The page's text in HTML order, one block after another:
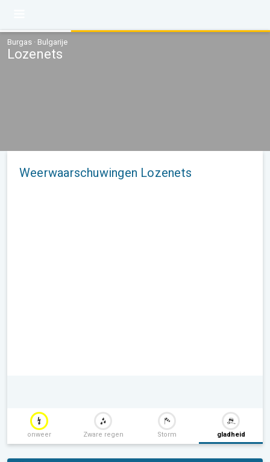
Burgas · Bulgarije
Lozenets
Weerwaarschuwingen Lozenets
onweer Zware regen Storm gladheid